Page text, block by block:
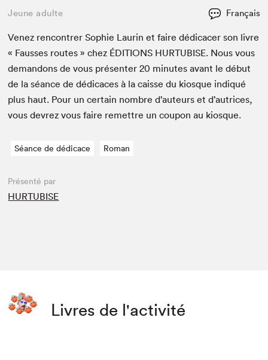
Jeune adulte Français
Venez ren­con­tr­er Sophie Lau­rin et faire dédi­cac­er son livre
« Fauss­es routes » chez ÉDI­TIONS HUR­TUBISE. Nous vous
deman­dons de vous présen­ter20 min­utes avant le début
de la séance de dédi­caces à la caisse du kiosque indiqué
plus haut. Pour un cer­tain nom­bre d’auteurs et d’autrices,
vous devrez vous faire remet­tre un coupon au kiosque.
Séance de dédicace Roman
Présenté par
HURTUBISE
Livres de l'activité